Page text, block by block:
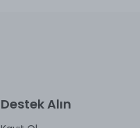
Destek Alın